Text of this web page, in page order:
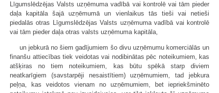
Līgumslēdzējas Valsts uzņēmuma vadībā vai kontrolē vai tām pieder
daļa kapitāla šajā uzņēmumā un vienlaikus tās tieši vai netieši
piedalās otras Līgumslēdzējas Valsts uzņēmuma vadībā vai kontrolē
vai tām pieder daļa otras valsts uzņēmuma kapitāla,
un jebkurā no šiem gadījumiem šo divu uzņēmumu komerciālās un
finanšu attiecības tiek veidotas vai nodibinātas pēc noteikumiem, kas
atšķiras no tiem noteikumiem, kas būtu spēkā starp diviem
neatkarīgiem (savstarpēji nesaistītiem) uzņēmumiem, tad jebkura
peļņa, kas veidotos vienam no uzņēmumiem, bet iepriekšminēto